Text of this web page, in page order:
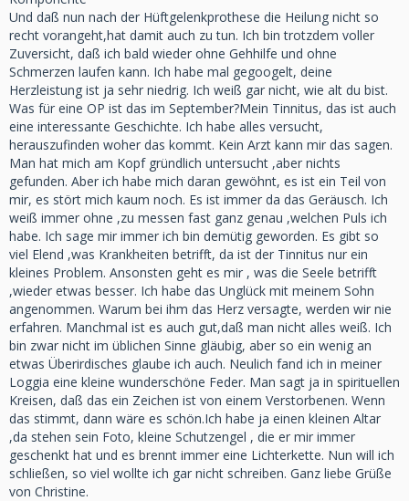
Und daß nun nach der Hüftgelenkprothese die Heilung nicht so
recht vorangeht,hat damit auch zu tun. Ich bin trotzdem voller
Zuversicht, daß ich bald wieder ohne Gehhilfe und ohne
Schmerzen laufen kann. Ich habe mal gegoogelt, deine
Herzleistung ist ja sehr niedrig. Ich weiß gar nicht, wie alt du bist.
Was für eine OP ist das im September?Mein Tinnitus, das ist auch
eine interessante Geschichte. Ich habe alles versucht,
herauszufinden woher das kommt. Kein Arzt kann mir das sagen.
Man hat mich am Kopf gründlich untersucht ,aber nichts
gefunden. Aber ich habe mich daran gewöhnt, es ist ein Teil von
mir, es stört mich kaum noch. Es ist immer da das Geräusch. Ich
weiß immer ohne ,zu messen fast ganz genau ,welchen Puls ich
habe. Ich sage mir immer ich bin demütig geworden. Es gibt so
viel Elend ,was Krankheiten betrifft, da ist der Tinnitus nur ein
kleines Problem. Ansonsten geht es mir , was die Seele betrifft
,wieder etwas besser. Ich habe das Unglück mit meinem Sohn
angenommen. Warum bei ihm das Herz versagte, werden wir nie
erfahren. Manchmal ist es auch gut,daß man nicht alles weiß. Ich
bin zwar nicht im üblichen Sinne gläubig, aber so ein wenig an
etwas Überirdisches glaube ich auch. Neulich fand ich in meiner
Loggia eine kleine wunderschöne Feder. Man sagt ja in spirituellen
Kreisen, daß das ein Zeichen ist von einem Verstorbenen. Wenn
das stimmt, dann wäre es schön.Ich habe ja einen kleinen Altar
,da stehen sein Foto, kleine Schutzengel , die er mir immer
geschenkt hat und es brennt immer eine Lichterkette. Nun will ich
schließen, so viel wollte ich gar nicht schreiben. Ganz liebe Grüße
von Christine.